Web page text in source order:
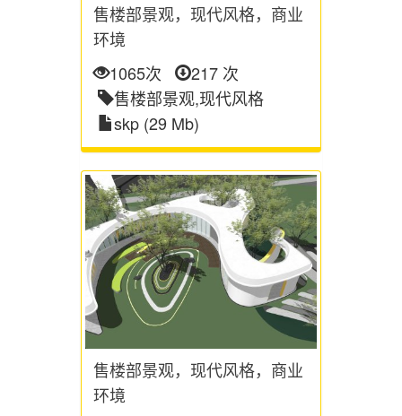
售楼部景观，现代风格，商业
环境
1065次
217 次
售楼部景观,现代风格
skp (29 Mb)
售楼部景观，现代风格，商业
环境